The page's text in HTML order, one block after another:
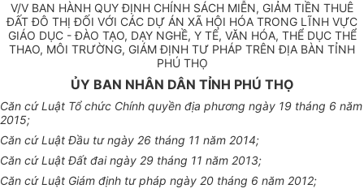
V/V BAN HÀNH QUY ĐỊNH CHÍNH SÁCH MIỄN, GIẢM TIỀN THUÊ
ĐẤT ĐÔ THỊ ĐỐI VỚI CÁC DỰ ÁN XÃ HỘI HÓA TRONG LĨNH VỰC
GIÁO DỤC - ĐÀO TẠO, DẠY NGHỀ, Y TẾ, VĂN HÓA, THỂDỤC THỂ
THAO, MÔI TRƯỜNG, GIÁM ĐỊNH TƯ PHÁP TRÊN ĐỊA BÀN TỈNH
PHÚ THỌ
ỦY BAN NHÂN DÂN TỈNH PHÚ THỌ
Căn cứ Luật Tổ chức Chính quyền địa phương ngày 19 tháng 6 năm
2015;
Căn cứ Luật Đầu tư ngày 26 tháng 11 năm 2014;
Căn cứ Luật Đất đaingày 29 tháng 11 năm 2013;
Căn cứ Luật Giám định tư pháp ngày 20 tháng 6 năm 2012;